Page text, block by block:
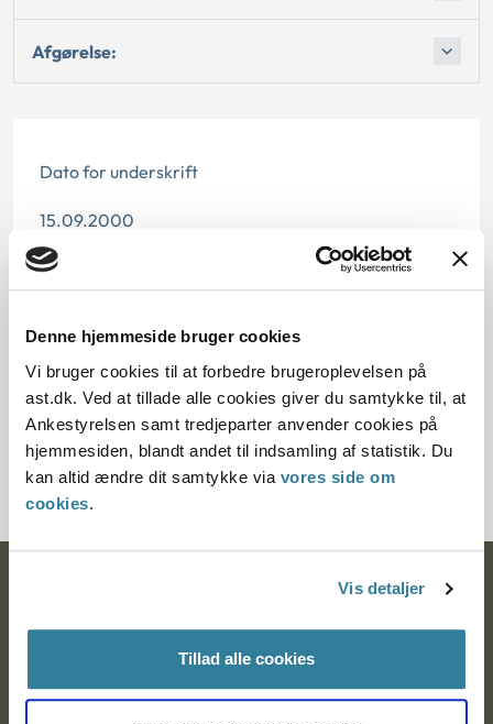
Denne hjemmeside bruger cookies
Vi bruger cookies til at forbedre brugeroplevelsen på
ast.dk. Ved at tillade alle cookies giver du samtykke til, at
Ankestyrelsen samt tredjeparter anvender cookies på
hjemmesiden, blandt andet til indsamling af statistik. Du
kan altid ændre dit samtykke via vores side om
cookies.
Vis detaljer
Tillad alle cookies
Afgørelse:
Dato for underskrift
15.09.2000
Offentliggørelsesdato
Paragraf
§ 27 § 24 § 22
Journalnummer J.nr.: 700036-00
Postadresse:
Nytorv 7, 2. sal
9000 Aalborg